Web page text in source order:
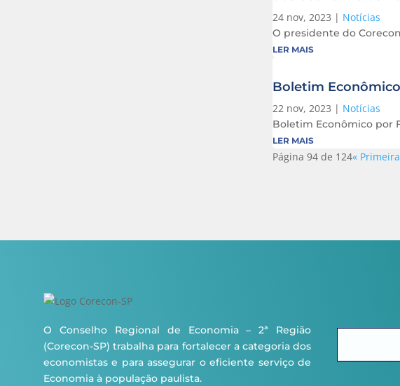
24 nov, 2023 | Notícias
O presidente do
LER MAIS
Boletim
22 nov, 2023 | Notícias
Boletim Econômico por
LER MAIS
Página 94 de 124« Primeira
O Conselho Regional de Economia – 2ª Região
(Corecon-SP) trabalha para fortalecer a categoria dos
economistas e para assegurar o eficiente serviço de
Economia à população paulista.